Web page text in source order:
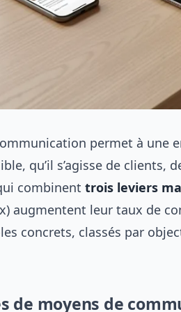
permet à une
qu’il s’agisse de clients,
combinent trois leviers
augmentent leur taux de
concrets, classés par
de moyens de